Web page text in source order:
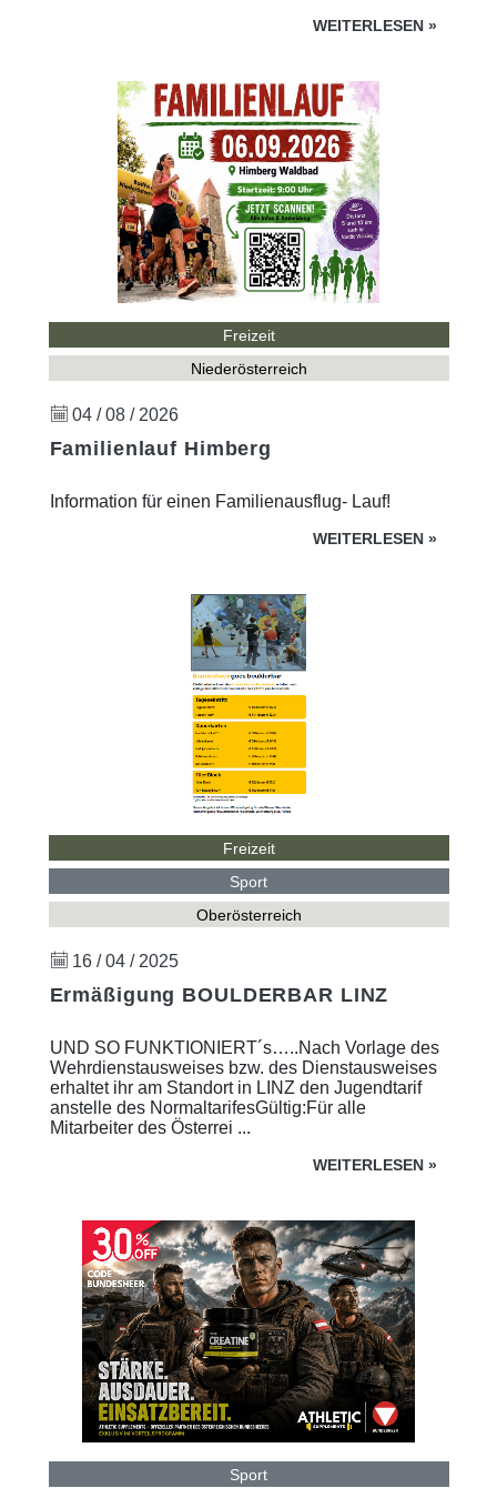
WEITERLESEN »
Freizeit
Niederösterreich
04 / 08 / 2026
Familienlauf Himberg
Information für einen Familienausflug- Lauf!
WEITERLESEN »
Freizeit
Sport
Oberösterreich
16 / 04 / 2025
Ermäßigung BOULDERBAR LINZ
UND SO FUNKTIONIERT´s…..Nach Vorlage des
Wehrdienstausweises bzw. des Dienstausweises
erhaltet ihr am Standort in LINZ den Jugendtarif
anstelle des NormaltarifesGültig:Für alle
Mitarbeiter des Österrei ...
WEITERLESEN »
Sport